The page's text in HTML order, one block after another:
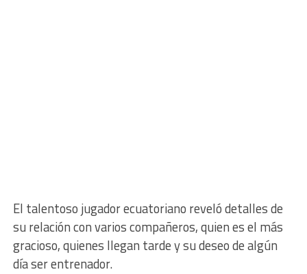
El talentoso jugador ecuatoriano reveló detalles de
su relación con varios compañeros, quien es el más
gracioso, quienes llegan tarde y su deseo de algún
día ser entrenador.